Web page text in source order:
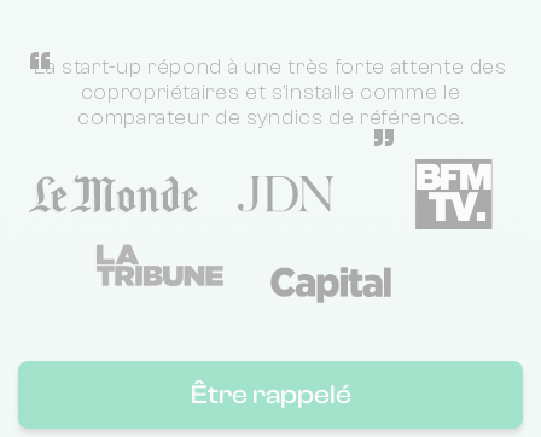
“
La start-up répond à une très forte attente des
copropriétaires et s'installe comme le
comparateur de syndics de référence.
”
Être rappelé